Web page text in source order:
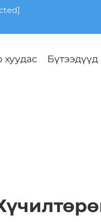
хуудас Бүтээдүүд